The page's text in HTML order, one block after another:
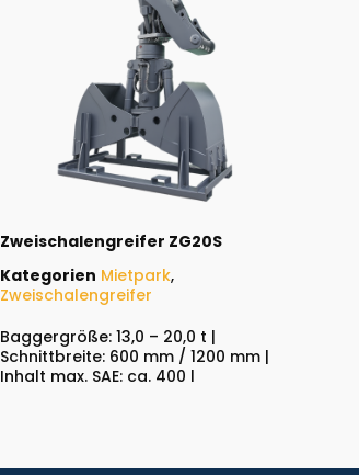
Zweischalengreifer ZG20S
Kategorien Mietpark,
Zweischalengreifer
Baggergröße: 13,0 – 20,0 t |
Schnittbreite: 600 mm / 1200 mm |
Inhalt max. SAE: ca. 400 l